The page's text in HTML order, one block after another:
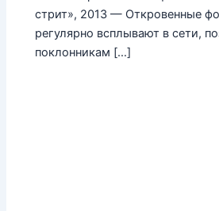
стрит», 2013 — Откровенные
регулярно всплывают в сети,
поклонникам […]